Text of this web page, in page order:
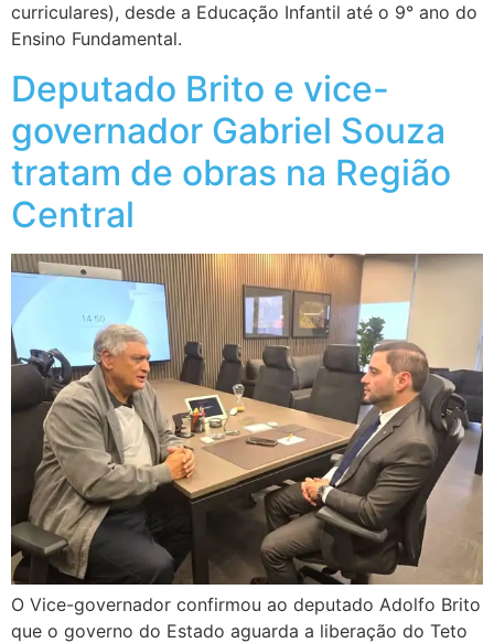
curriculares), desde a Educação Infantil até o 9° ano do
Ensino Fundamental.
Deputado Brito e vice-
governador Gabriel Souza
tratam de obras na Região
Central
O Vice-governador confirmou ao deputado Adolfo Brito
que o governo do Estado aguarda a liberação do Teto